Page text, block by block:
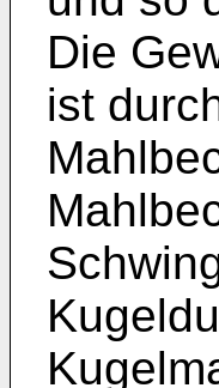
Die
ist